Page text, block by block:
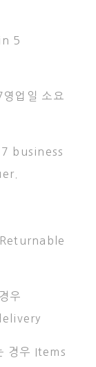
5
업일 소요
business
Returnable
우
경우 Items